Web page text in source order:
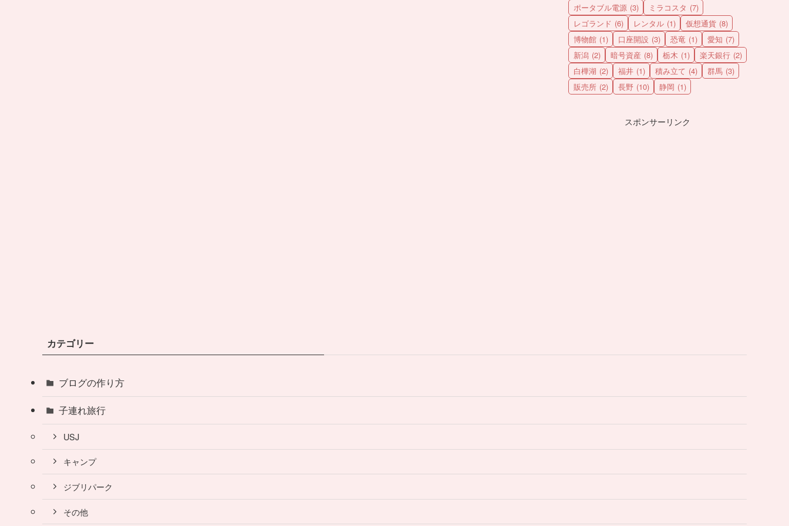
ポータブル電源 (3) ミラコスタ (7)
レゴランド (6) レンタル (1) 仮想通貨 (8)
博物館 (1) 口座開設 (3) 恐竜 (1) 愛知 (7)
新潟 (2) 暗号資産 (8) 栃木 (1) 楽天銀行 (2)
白樺湖 (2) 福井 (1) 積み立て (4) 群馬 (3)
販売所 (2) 長野 (10) 静岡 (1)
スポンサーリンク
カテゴリー
ブログの作り方
子連れ旅行
USJ
キャンプ
ジブリパーク
その他